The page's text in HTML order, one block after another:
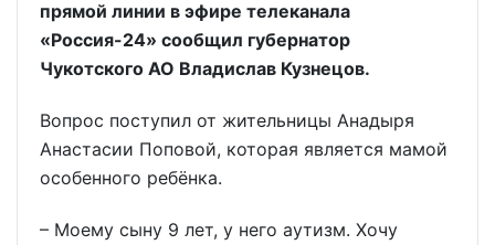
прямой линии в эфире телеканала
«Россия-24» сообщил губернатор
Чукотского АО Владислав Кузнецов.
Вопрос поступил от жительницы Анадыря
Анастасии Поповой, которая является мамой
особенного ребёнка.
– Моему сыну 9 лет, у него аутизм. Хочу